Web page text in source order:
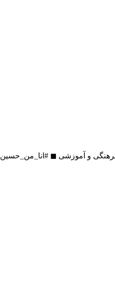
و آموزشی ◼ #انا_من_حسین